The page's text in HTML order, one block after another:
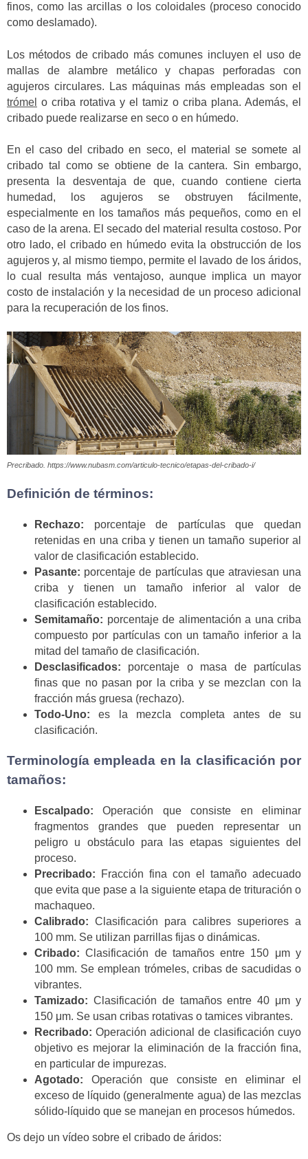
finos, como las arcillas o los coloidales (proceso conocido
como deslamado).
Los métodos de cribado más comunes incluyen el uso de
mallas de alambre metálico y chapas perforadas con
agujeros circulares. Las máquinas más empleadas son el
trómel o criba rotativa y el tamiz o criba plana. Además, el
cribado puede realizarse en seco o en húmedo.
En el caso del cribado en seco, el material se somete al
cribado tal como se obtiene de la cantera. Sin embargo,
presenta la desventaja de que, cuando contiene cierta
humedad, los agujeros se obstruyen fácilmente,
especialmente en los tamaños más pequeños, como en el
caso de la arena. El secado del material resulta costoso. Por
otro lado, el cribado en húmedo evita la obstrucción de los
agujeros y, al mismo tiempo, permite el lavado de los áridos,
lo cual resulta más ventajoso, aunque implica un mayor
costo de instalación y la necesidad de un proceso adicional
para la recuperación de los finos.
Precribado. https://www.nubasm.com/articulo-tecnico/etapas-del-cribado-i/
Definición de términos:
Rechazo: porcentaje de partículas que quedan
retenidas en una criba y tienen un tamaño superior al
valor de clasificación establecido.
Pasante: porcentaje de partículas que atraviesan una
criba y tienen un tamaño inferior al valor de
clasificación establecido.
Semitamaño: porcentaje de alimentación a una criba
compuesto por partículas con un tamaño inferior a la
mitad del tamaño de clasificación.
Desclasificados: porcentaje o masa de partículas
finas que no pasan por la criba y se mezclan con la
fracción más gruesa (rechazo).
Todo-Uno: es la mezcla completa antes de su
clasificación.
Terminología empleada en la clasificación por
tamaños:
Escalpado: Operación que consiste en eliminar
fragmentos grandes que pueden representar un
peligro u obstáculo para las etapas siguientes del
proceso.
Precribado: Fracción fina con el tamaño adecuado
que evita que pase a la siguiente etapa de trituración o
machaqueo.
Calibrado: Clasificación para calibres superiores a
100 mm. Se utilizan parrillas fijas o dinámicas.
Cribado: Clasificación de tamaños entre 150 μm y
100 mm. Se emplean trómeles, cribas de sacudidas o
vibrantes.
Tamizado: Clasificación de tamaños entre 40 μm y
150 μm. Se usan cribas rotativas o tamices vibrantes.
Recribado: Operación adicional de clasificación cuyo
objetivo es mejorar la eliminación de la fracción fina,
en particular de impurezas.
Agotado: Operación que consiste en eliminar el
exceso de líquido (generalmente agua) de las mezclas
sólido-líquido que se manejan en procesos húmedos.
Os dejo un vídeo sobre el cribado de áridos: